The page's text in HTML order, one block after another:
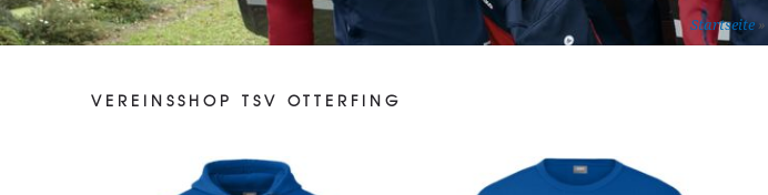
Startseite»
VEREINSSHOP TSV OTTERFING